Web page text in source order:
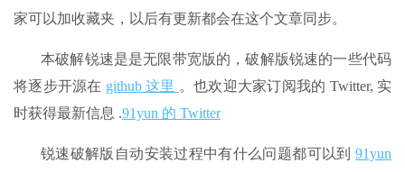
家可以加收藏夹，以后有更新都会在这个文章同步。
本破解锐速是是无限带宽版的，破解版锐速的一些代码
将逐步开源在 github 这里 。也欢迎大家订阅我的 Twitter, 实
时获得最新信息 .91yun 的 Twitter
锐速破解版自动安装过程中有什么问题都可以到 91yun